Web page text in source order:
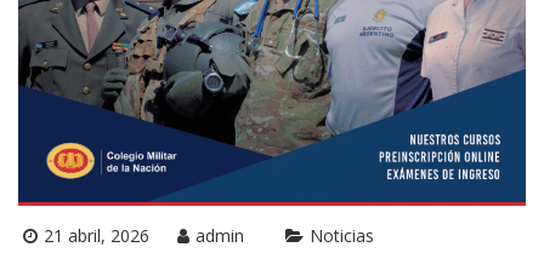
21 abril, 2026 admin Noticias